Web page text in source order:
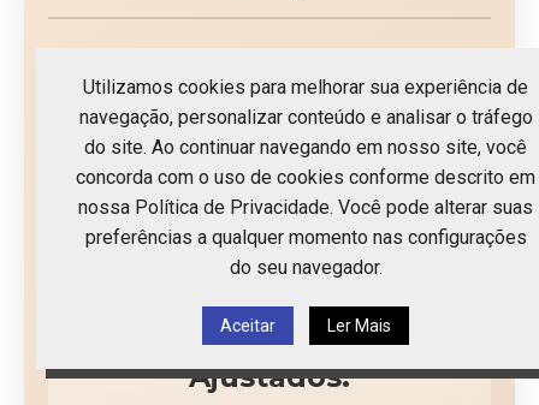
Número de porções desejadas:
- +
Receita original:4porções
📝 Ingredientes
Ajustados:
Utilizamos cookies para melhorar sua experiência de
navegação, personalizar conteúdo e analisar o tráfego
do site. Ao continuar navegando em nosso site, você
concorda com o uso de cookies conforme descrito em
nossa Política de Privacidade. Você pode alterar suas
preferências a qualquer momento nas configurações
do seu navegador.
Aceitar Ler Mais